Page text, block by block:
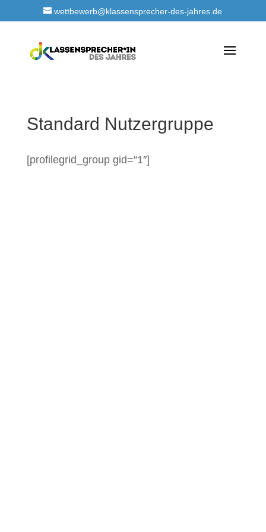
wettbewerb@klassensprecher-des-jahres.de
Standard Nutzergruppe
[profilegrid_group gid=“1″]